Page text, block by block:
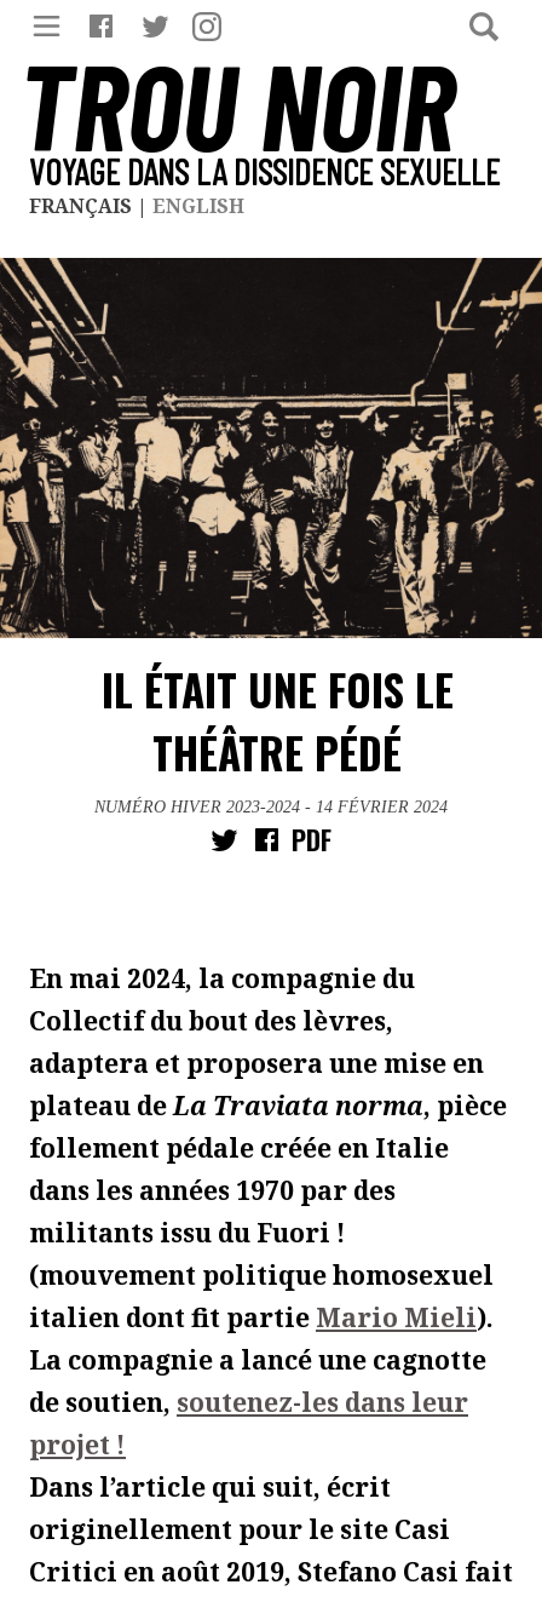
TROU NOIR
VOYAGE DANS LA DISSIDENCE SEXUELLE
FRANÇAIS | ENGLISH
IL ÉTAIT UNE FOIS LE
THÉÂTRE PÉDÉ
NUMÉRO HIVER 2023-2024 - 14 FÉVRIER 2024
PDF
En mai 2024, la compagnie du
Collectif du bout des lèvres,
adaptera et proposera une mise en
plateau deLa Traviata norma, pièce
follement pédale créée en Italie
dans les années 1970 par des
militants issu du Fuori !
(mouvement politique homosexuel
italien dont fit partie Mario Mieli).
La compagnie a lancé une cagnotte
de soutien, soutenez-les dans leur
projet !
Dans l’article qui suit, écrit
originellement pour le site Casi
Critici en août 2019, Stefano Casi fait